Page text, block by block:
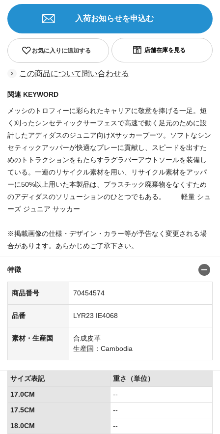
お気に入りに追加する
入荷お知らせを申込む
この商品について問い合わせる
関連 KEYWORD
メッシのトロフィーに彩られたキャリアに敬意を捧げる一足。短
く刈ったシンセティックサーフェスで高速で動く足元のために設
計したアディダスのジュニア向けXサッカーブーツ。ソフトなシン
セティックアッパーが快適なプレーに貢献し、スピードを出すた
めのトトラクションをもたらすラグラバーアウトソールを装備し
ている。一連のリサイクル素材を用い、リサイクル素材をアッパ
ーに50%以上用いた本製品は、プラスチック廃棄物をなくすため
のアディダスのソリューションのひとつでもある。 軽量 シュ
ーズ ジュニア サッカー
※掲載画像の仕様・デザイン・カラー等が予告なく変更される場
合があります。あらかじめご了承下さい。
特徴
商品番号 70454574
品番 LYR23 IE4068
素材・生産国
合成皮革
生産国：Cambodia
サイズ表記
重さ（単位）
17.0CM
--
17.5CM
--
18.0CM
--